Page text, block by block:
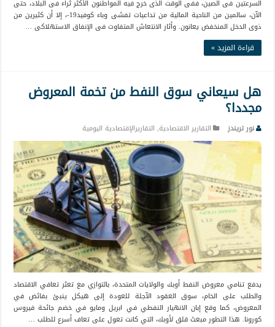
السرعتين فى الصين، ففى الوقت الذى خرج فيه المواطنون الأكثر ثراء فى البلاد، حتى
الآن، سالمين من الناحية المالية من تداعيات تفشى وباء كوفيد19-، إلا أن كثيرين من
ذوى الدخل المنخفض يعانون. وأثار الانتعاش المتفاوت فى الإنفاق الاستهلاكى …
قراءة المزيد »
هل سيعاني سوق النفط من تخمة المعروض
مجددا؟
نور تريندز التقارير الاقتصادية, التقاريرالإقتصادية اليومية
يدفع تنامي معروض النفط أوبك والولايات المتحدة، بالتوازي مع تعثر تعافي الاقتصاد
والطلب على الخام، سوق العقود الآجلة للعودة إلى هيكل ينبئ بفائض في
المعروض، كما وقع إبان الانهيار النفطي في ابريل ومايو في خضم جائحة فيروس
كورونا. هذا التطور مبعث قلق لأوبك، التي كانت تعول على تعاف أسرع للطلب …